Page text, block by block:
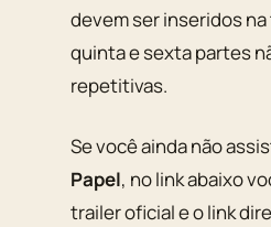
devem ser inseridos na
quinta e sexta partes
repetitivas.
Se você ainda não
Papel, no link abaixo
trailer oficial e o link